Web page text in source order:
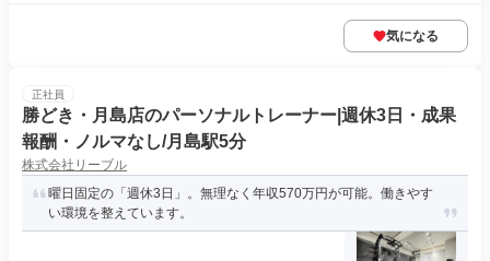
気になる
正社員
勝どき・月島店のパーソナルトレーナー|週休3日・成果
報酬・ノルマなし/月島駅5分
株式会社リーブル
曜日固定の「週休3日」。無理なく年収570万円が可能。働きやす
い環境を整えています。